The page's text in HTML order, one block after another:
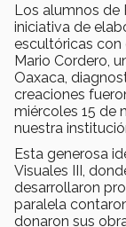
Los alumnos de
iniciativa de
escultóricas con
Mario Cordero,
Oaxaca,
creaciones
miércoles 15 de
nuestra
Esta generosa
Visuales III,
desarrollaron
paralela
donaron sus